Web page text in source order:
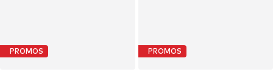
PROMOS PROMOS